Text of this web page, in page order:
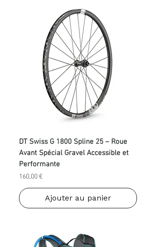
DT Swiss G 1800 Spline 25 – Roue
Avant Spécial Gravel Accessible et
Performante
Prix
160,00 €
Ajouter au panier